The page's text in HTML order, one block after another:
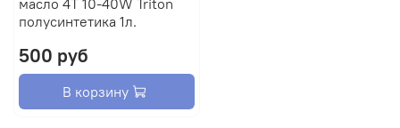
масло 4Т 10-40W Triton
полусинтетика 1л.
500 руб
В корзину